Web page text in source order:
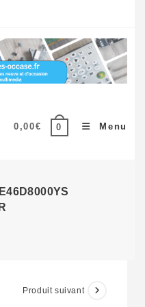
0,00€ 0 Menu
Produit suivant